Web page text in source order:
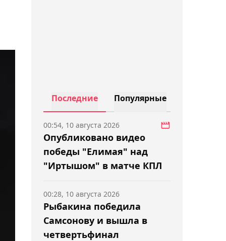
Последние Популярные
Опубликовано видео
победы "Елимая" над
"Иртышом" в матче КПЛ
00:54, 10 августа 2026
Рыбакина победила
Самсонову и вышла в
четвертьфинал
00:28, 10 августа 2026